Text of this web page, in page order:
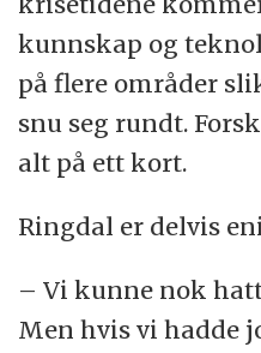
kunnskap og
på flere områder
snu seg rundt.
alt på ett kort.
Ringdal er delvis
– Vi kunne nok
Men hvis vi hadde